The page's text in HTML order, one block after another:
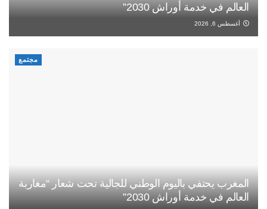
العالم في خدمة أوراش 2030”
أغسطس 6, 2026
مجتمع
المغرب يحتفي باليوم الوطني للجالية تحت شعار “مغاربة
العالم في خدمة أوراش 2030”